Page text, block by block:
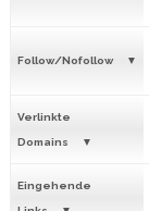
Follow/Nofollow
Verlinkte
Domains
Eingehende